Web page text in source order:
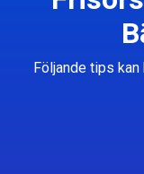
Följande tips